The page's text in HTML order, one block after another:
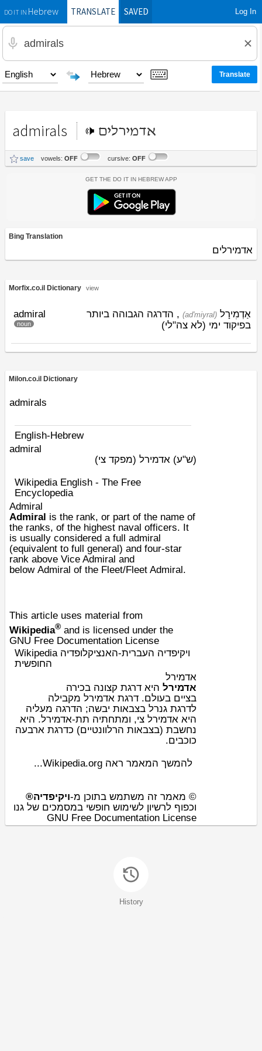
DO IT INHebrewTRANSLATE SAVED Log In
admirals אדמירלים
save vowels: OFF cursive: OFF
Get the Do It In Hebrew App
Bing Translation
אדמירלים
Morfix.co.il Dictionary view
admiral
noun
(ad'miyral) אַדְמִירָל
, הדרגה הגבוהה ביותר
בפיקוד ימי (לא צה"לי)
Milon.co.il Dictionary
admirals
English-Hebrew
admiral
(ש"ע) אדמירל (מפקד צי)
Wikipedia English - The Free
Encyclopedia
Admiral
Admiral is the rank, or part of the name of
the ranks, of the highest naval officers. It
is usually considered a full admiral
(equivalent to full general) and four-star
rank above Vice Admiral and
below Admiral of the Fleet/Fleet Admiral.
This article uses material from
Wikipedia® and is licensed under the
GNU Free Documentation License
Wikipedia ויקיפדיה העברית-האנציקלופדיה
החופשית
אדמירל
אדמירל היא דרגת קצונה בכירה
בציים בעולם. דרגת אדמירל מקבילה
לדרגת גנרל בצבאות יבשה; הדרגה מעליה
היא אדמירל צי, ומתחתיה תת-אדמירל. היא
נחשבת (בצבאות הרלוונטיים) כדרגת ארבעה
כוכבים.
להמשך המאמר ראה Wikipedia.org...
© מאמר זה משתמש בתוכן מ-ויקיפדיה®
וכפוף לרשיון לשימוש חופשי במסמכים של גנו
GNU Free Documentation License
History